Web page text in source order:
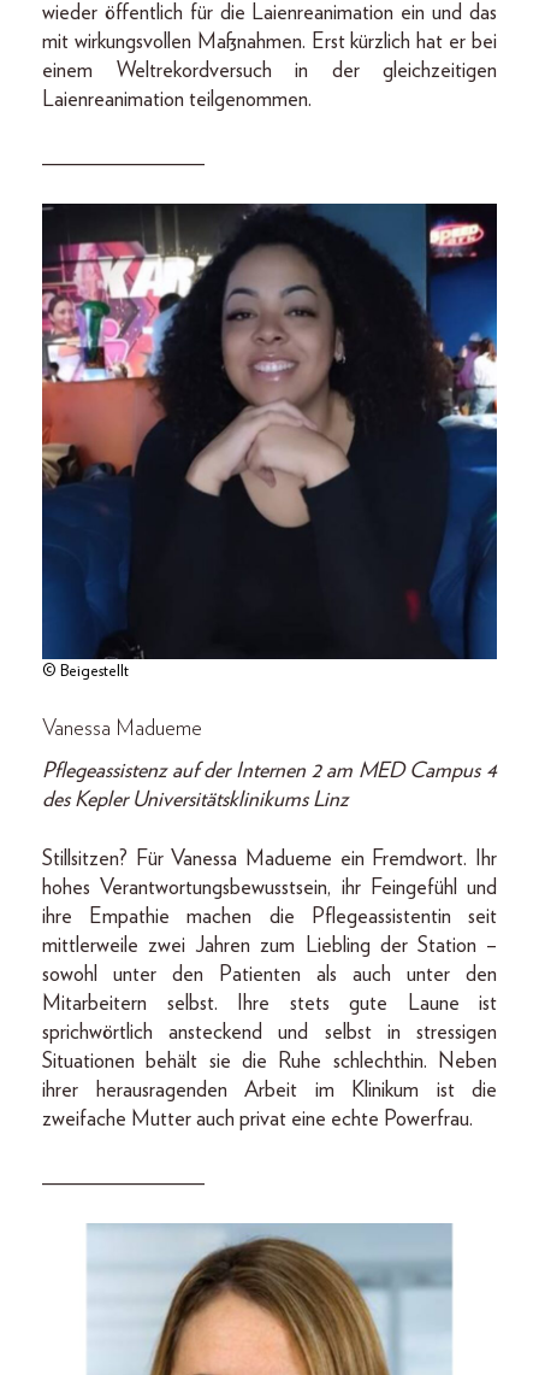
wieder öffentlich für die Laienreanimation ein und das
mit wirkungsvollen Maßnahmen. Erst kürzlich hat er bei
einem Weltrekordversuch in der gleichzeitigen
Laienreanimation teilgenommen.
_______________
© Beigestellt
Vanessa Madueme
Pflegeassistenz auf der Internen 2 am MED Campus 4
des Kepler Universitätsklinikums Linz
Stillsitzen? Für Vanessa Madueme ein Fremdwort. Ihr
hohes Verantwortungsbewusstsein, ihr Feingefühl und
ihre Empathie machen die Pflegeassistentin seit
mittlerweile zwei Jahren zum Liebling der Station –
sowohl unter den Patienten als auch unter den
Mitarbeitern selbst. Ihre stets gute Laune ist
sprichwörtlich ansteckend und selbst in stressigen
Situationen behält sie die Ruhe schlechthin. Neben
ihrer herausragenden Arbeit im Klinikum ist die
zweifache Mutter auch privat eine echte Powerfrau.
_______________